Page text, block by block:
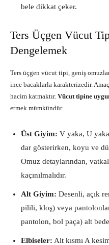
bele dikkat çeker.
Ters Üçgen Vücut
Dengelemek
Ters üçgen vücut tipi, geniş
ince bacaklarla karakterizedir.
hacim katmaktır. Vücut tipine
etmek mümkündür.
Üst Giyim: V yaka, U
dar gösterirken, koyu ve
Omuz detaylarından,
kaçınılmalıdır.
Alt Giyim: Desenli, açık
pilili, kloş) veya
pantolon, bol paça) alt
Elbiseler: Alt kısmı A